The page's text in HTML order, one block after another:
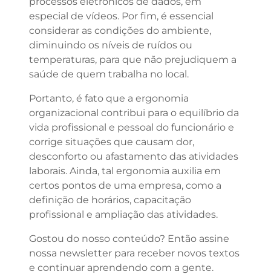
especial de vídeos. Por fim, é essencial
considerar as condições do ambiente,
diminuindo os níveis de ruídos ou
temperaturas, para que não prejudiquem a
saúde de quem trabalha no local.
Portanto, é fato que a ergonomia
organizacional contribui para o equilíbrio da
vida profissional e pessoal do funcionário e
corrige situações que causam dor,
desconforto ou afastamento das atividades
laborais. Ainda, tal ergonomia auxilia em
certos pontos de uma empresa, como a
definição de horários, capacitação
profissional e ampliação das atividades.
Gostou do nosso conteúdo? Então assine
nossa newsletter para receber novos textos
e continuar aprendendo com a gente.